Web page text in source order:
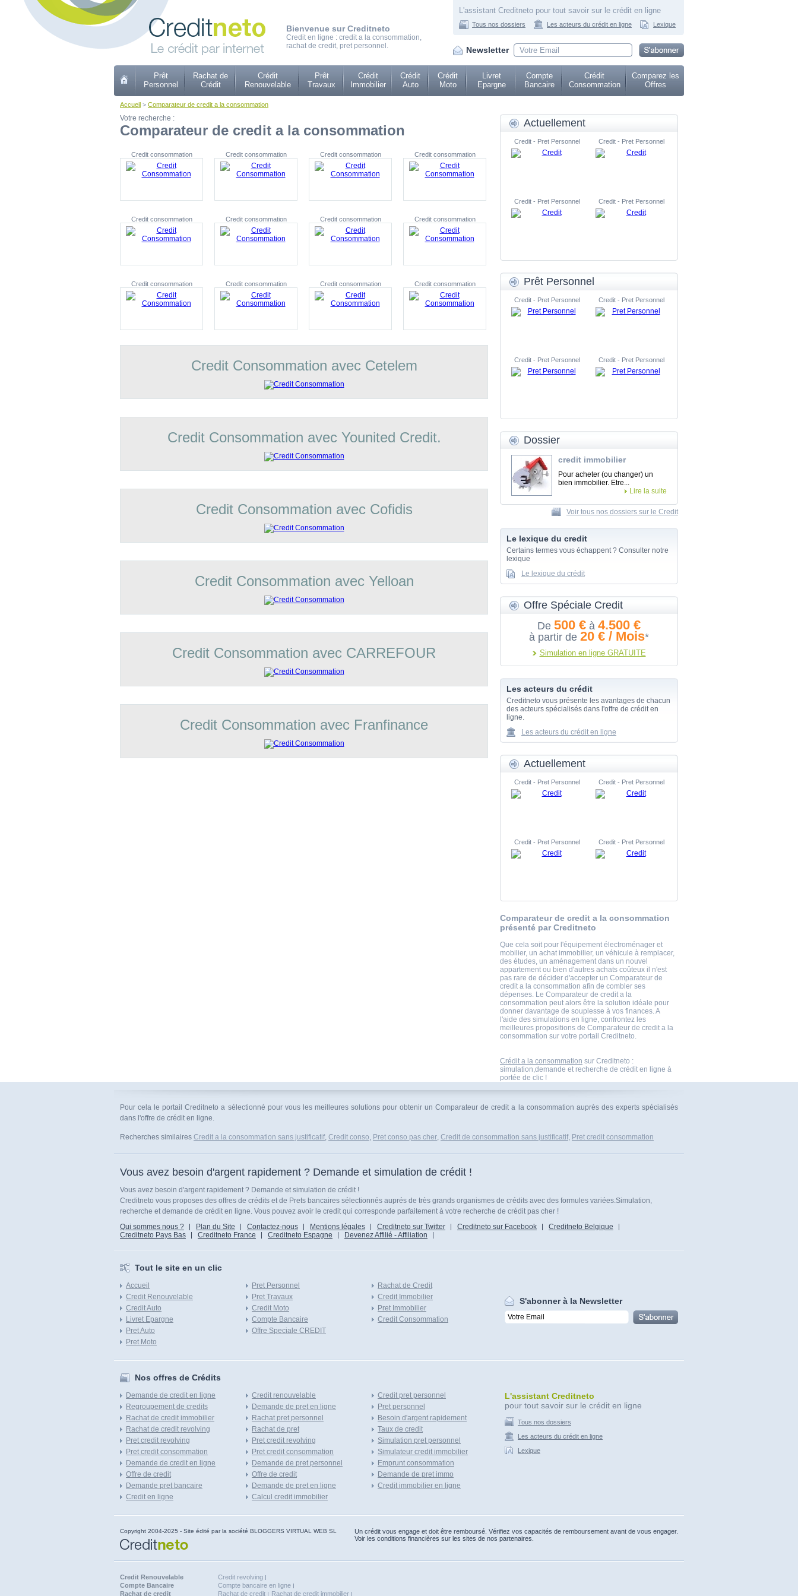
Bienvenue sur Creditneto
Credit en ligne : credit a la consommation,
rachat de credit, pret personnel.
L'assistant Creditneto pour tout savoir sur le crédit en ligne
Tous nos dossiers Les acteurs du crédit en ligne Lexique
Newsletter
Prêt
Personnel
Rachat de
Crédit
Crédit
Renouvelable
Prêt
Travaux
Crédit
Immobilier
Crédit
Auto
Crédit
Moto
Livret
Epargne
Compte
Bancaire
Crédit
Consommation
Comparez les
Offres
Accueil > Comparateur de credit a la consommation
Votre recherche :
Comparateur de credit a la consommation
Credit consommation Credit consommation Credit consommation Credit consommation
Credit consommation Credit consommation Credit consommation Credit consommation
Credit consommation Credit consommation Credit consommation Credit consommation
Credit Consommation avec Cetelem
Credit Consommation avec Younited Credit.
Credit Consommation avec Cofidis
Credit Consommation avec Yelloan
Credit Consommation avec CARREFOUR
Credit Consommation avec Franfinance
Actuellement
Credit - Pret Personnel Credit - Pret Personnel
Credit - Pret Personnel Credit - Pret Personnel
Prêt Personnel
Credit - Pret Personnel Credit - Pret Personnel
Credit - Pret Personnel Credit - Pret Personnel
Dossier
credit immobilier
Pour acheter (ou changer) un
bien immobilier. Etre...
Lire la suite
Voir tous nos dossiers sur le Credit
Le lexique du credit
Certains termes vous échappent ? Consulter notre
lexique
Le lexique du crédit
Offre Spéciale Credit
De 500 € à 4.500 €
à partir de 20 € / Mois*
Simulation en ligne GRATUITE
Les acteurs du crédit
Creditneto vous présente les avantages de chacun
des acteurs spécialisés dans l'offre de crédit en
ligne.
Les acteurs du crédit en ligne
Actuellement
Credit - Pret Personnel Credit - Pret Personnel
Credit - Pret Personnel Credit - Pret Personnel
Comparateur de credit a la consommation
présenté par Creditneto
Que cela soit pour l'équipement électroménager et
mobilier, un achat immobilier, un véhicule à remplacer,
des études, un aménagement dans un nouvel
appartement ou bien d'autres achats coûteux il n'est
pas rare de décider d'accepter un Comparateur de
credit a la consommation afin de combler ses
dépenses. Le Comparateur de credit a la
consommation peut alors être la solution idéale pour
donner davantage de souplesse à vos finances. A
l'aide des simulations en ligne, confrontez les
meilleures propositions de Comparateur de credit a la
consommation sur votre portail Creditneto.
Crédit a la consommation sur Creditneto :
simulation,demande et recherche de crédit en ligne à
portée de clic !
Pour cela le portail Creditneto a sélectionné pour vous les meilleures solutions pour obtenir un Comparateur de credit a la consommation auprès des experts spécialisés
dans l'offre de crédit en ligne.
Recherches similaires Credit a la consommation sans justificatif, Credit conso, Pret conso pas cher, Credit de consommation sans justificatif, Pret credit consommation
Vous avez besoin d'argent rapidement ? Demande et simulation de crédit !
Vous avez besoin d'argent rapidement ? Demande et simulation de crédit !
Creditneto vous proposes des offres de crédits et de Prets bancaires sélectionnés auprés de très grands organismes de crédits avec des formules variées.Simulation,
recherche et demande de crédit en ligne. Vous pouvez avoir le credit qui corresponde parfaitement à votre recherche de crédit pas cher !
Qui sommes nous ?
Plan du Site Contactez-nous Mentions légales Creditneto sur Twitter Creditneto sur Facebook
Creditneto Belgique
Creditneto Pays Bas
Creditneto France Creditneto Espagne Devenez Affilié - Affiliation
Tout le site en un clic
Accueil
Credit Renouvelable
Credit Auto
Livret Epargne
Pret Auto
Pret Moto
Pret Personnel
Pret Travaux
Credit Moto
Compte Bancaire
Offre Speciale CREDIT
Rachat de Credit
Credit Immobilier
Pret Immobilier
Credit Consommation
S'abonner à la Newsletter
Nos offres de Crédits
Demande de credit en ligne
Regroupement de credits
Rachat de credit immobilier
Rachat de credit revolving
Pret credit revolving
Pret credit consommation
Demande de credit en ligne
Offre de credit
Demande pret bancaire
Credit en ligne
Credit renouvelable
Demande de pret en ligne
Rachat pret personnel
Rachat de pret
Pret credit revolving
Pret credit consommation
Demande de pret personnel
Offre de credit
Demande de pret en ligne
Calcul credit immobilier
Credit pret personnel
Pret personnel
Besoin d'argent rapidement
Taux de credit
Simulation pret personnel
Simulateur credit immobilier
Emprunt consommation
Demande de pret immo
Credit immobilier en ligne
L'assistant Creditneto
pour tout savoir sur le crédit en ligne
Tous nos dossiers
Les acteurs du crédit en ligne
Lexique
Copyright 2004-2025 - Site édité par la société BLOGGERS VIRTUAL WEB SL
Un crédit vous engage et doit être remboursé. Vérifiez vos capacités de remboursement avant de vous engager.
Voir les conditions financières sur les sites de nos partenaires.
Credit Renouvelable
Credit revolving
Compte Bancaire
Compte bancaire en ligne
Rachat de credit
Rachat de credit Rachat de credit immobilier